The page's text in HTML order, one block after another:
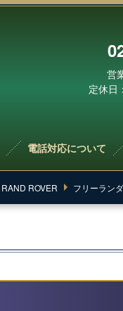
営
定休日
電話対応について
RAND ROVER フリーラン